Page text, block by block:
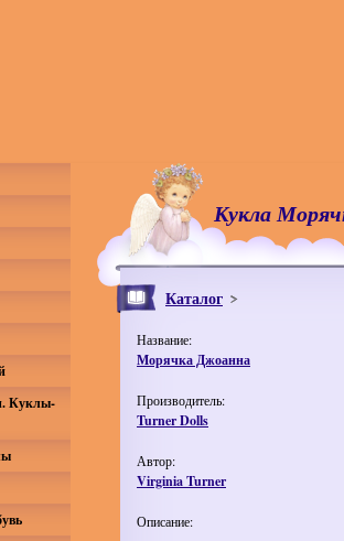
Кукла
Каталог
Название:
Морячка Джоанна
Производитель:
Turner Dolls
Автор:
Virginia Turner
Описание:
Куклы-